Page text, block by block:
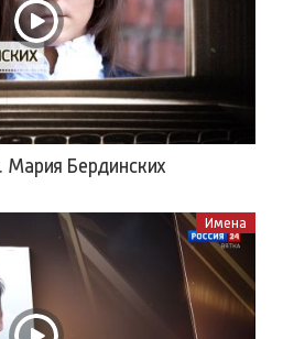
Мария Бердинских
Имена